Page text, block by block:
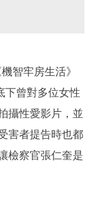
智牢房生活》
下曾對多位女性
攝性愛影片，並
害者提告時也都
檢察官張仁奎是